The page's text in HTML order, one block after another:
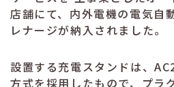
店舗にて、内外電機の電気
レナージが納入されました。
設置する充電スタンドは、
方式を採用したもので、プラ